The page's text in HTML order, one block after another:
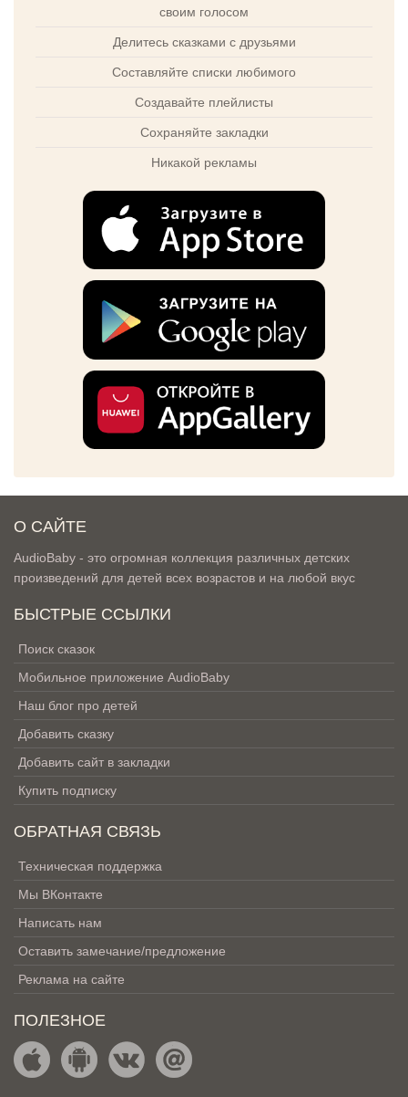
своим голосом
Делитесь сказками с друзьями
Составляйте списки любимого
Создавайте плейлисты
Сохраняйте закладки
Никакой рекламы
О САЙТЕ
AudioBaby - это огромная коллекция различных детских
произведений для детей всех возрастов и на любой вкус
БЫСТРЫЕ ССЫЛКИ
Поиск сказок
Мобильное приложение AudioBaby
Наш блог про детей
Добавить сказку
Добавить сайт в закладки
Купить подписку
ОБРАТНАЯ СВЯЗЬ
Техническая поддержка
Мы ВКонтакте
Написать нам
Оставить замечание/предложение
Реклама на сайте
ПОЛЕЗНОЕ